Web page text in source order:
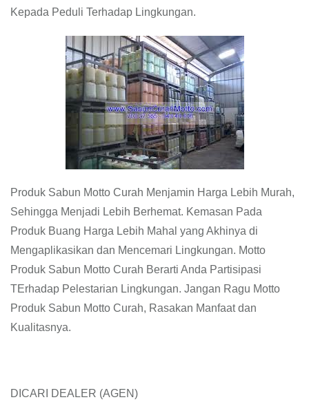
Kepada Peduli Terhadap Lingkungan.
Produk Sabun Motto Curah Menjamin Harga Lebih Murah,
Sehingga Menjadi Lebih Berhemat. Kemasan Pada
Produk Buang Harga Lebih Mahal yang Akhinya di
Mengaplikasikan dan Mencemari Lingkungan. Motto
Produk Sabun Motto Curah Berarti Anda Partisipasi
TErhadap Pelestarian Lingkungan. Jangan Ragu Motto
Produk Sabun Motto Curah, Rasakan Manfaat dan
Kualitasnya.
DICARI DEALER (AGEN)